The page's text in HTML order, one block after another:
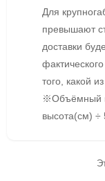
Для
превышают
доставки
того, какой
※Объёмный
высота(см) ÷